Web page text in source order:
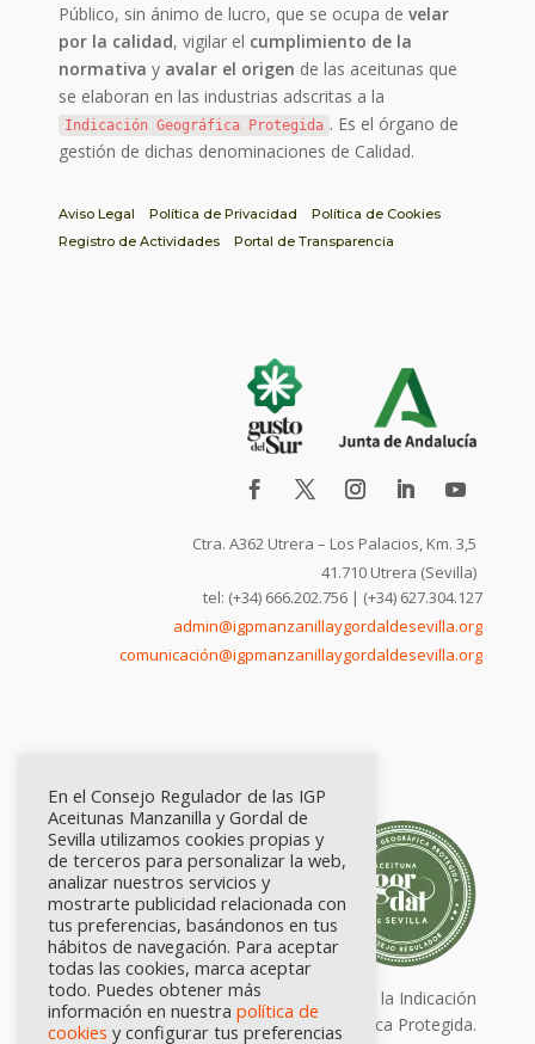
Público, sin ánimo de lucro, que se ocupa develar
por la calidad, vigilar el cumplimiento de la
normativa y avalar el origen de las aceitunas que
se elaboran en las industrias adscritas a la
Indicación Geográfica Protegida . Es el órgano de
gestión de dichas denominaciones de Calidad.
Aviso Legal Política de Privacidad
Política de Cookies
Registro de Actividades
Portal de Transparencia
Ctra. A362 Utrera – Los Palacios, Km. 3,5
41.710 Utrera (Sevilla)
tel: (+34) 666.202.756 | (+34) 627.304.127
admin@igpmanzanillaygordaldesevilla.org
comunicación@igpmanzanillaygordaldesevilla.org
Calidad certificada por Origen. Sellos de la Indicación
Geográfica Protegida.
En el Consejo Regulador de las IGP
Aceitunas Manzanilla y Gordal de
Sevilla utilizamos cookies propias y
de terceros para personalizar la web,
analizar nuestros servicios y
mostrarte publicidad relacionada con
tus preferencias, basándonos en tus
hábitos de navegación. Para aceptar
todas las cookies, marca aceptar
todo. Puedes obtener más
información en nuestra política de
cookies y configurar tus preferencias